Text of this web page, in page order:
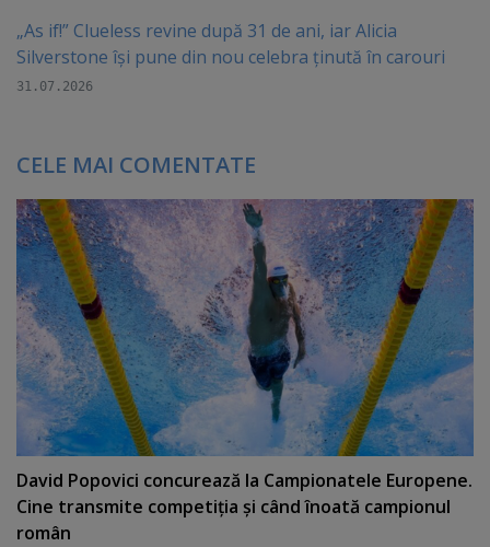
„As if!” Clueless revine după 31 de ani, iar Alicia
Silverstone își pune din nou celebra ținută în carouri
31.07.2026
CELE MAI COMENTATE
David Popovici concurează la Campionatele Europene.
Cine transmite competiţia şi când înoată campionul
român